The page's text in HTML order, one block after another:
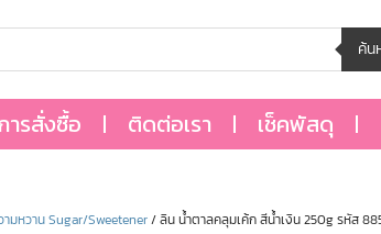
ค้น
ารสั่งซื้อ ติดต่อเรา เช็คพัสดุ
ามหวาน Sugar/Sweetener/ ลิน น้ำตาลคลุมเค้ก สีน้ำเงิน 250g รหัส